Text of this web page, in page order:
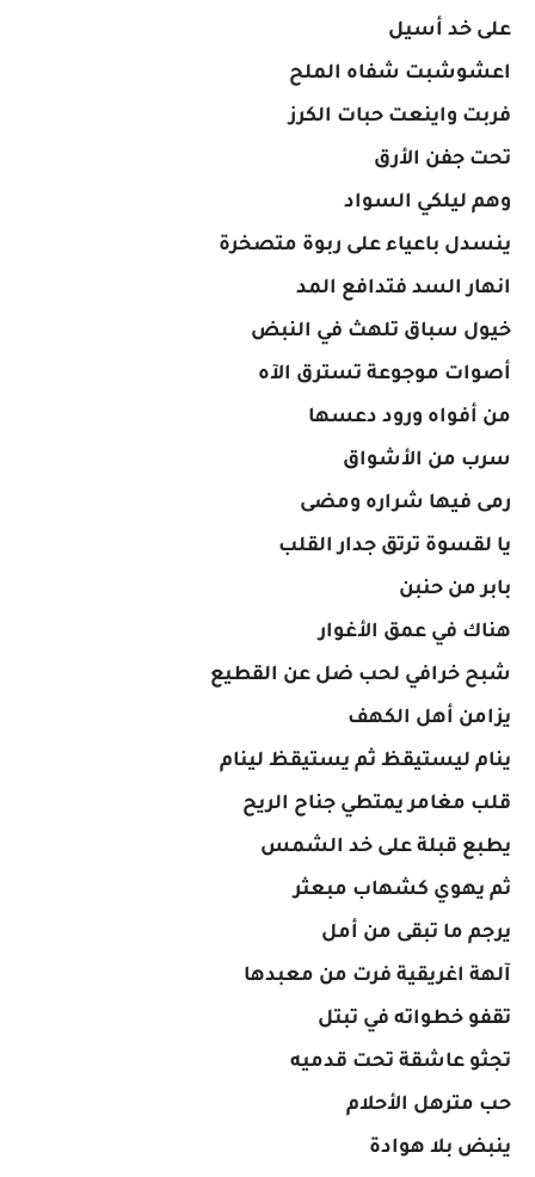
على خد أسيل
اعشوشبت شفاه الملح
فربت واينعت حبات الكرز
تحت جفن الأرق
وهم ليلكي السواد
ينسدل باعياء على ربوة متصخرة
انهار السد فتدافع المد
خيول سباق تلهث في النبض
أصوات موجوعة تسترق الآه
من أفواه ورود دعسها
سرب من الأشواق
رمى فيها شراره ومضى
يا لقسوة ترتق جدار القلب
بابر من حنبن
هناك في عمق الأغوار
شبح خرافي لحب ضل عن القطيع
يزامن أهل الكهف
ينام ليستيقظ ثم يستيقظ لينام
قلب مغامر يمتطي جناح الريح
يطبع قبلة على خد الشمس
ثم يهوي كشهاب مبعثر
يرجم ما تبقى من أمل
آلهة اغريقية فرت من معبدها
تقفو خطواته في تبتل
تجثو عاشقة تحت قدميه
حب مترهل الأحلام
ينبض بلا هوادة